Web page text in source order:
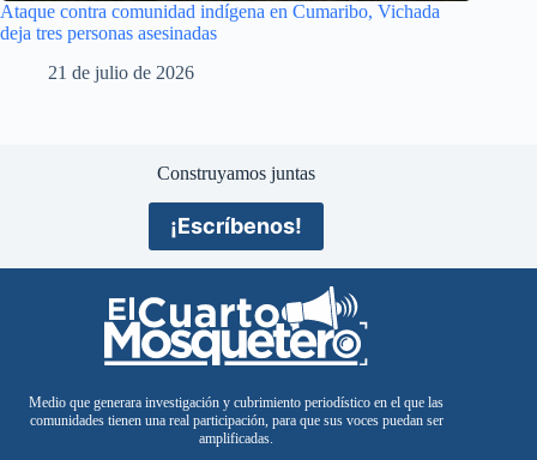
Ataque contra comunidad indígena en Cumaribo, Vichada
deja tres personas asesinadas
21 de julio de 2026
Construyamos juntas
¡Escríbenos!
Medio que generara investigación y cubrimiento periodístico en el que las
comunidades tienen una real participación, para que sus voces puedan ser
amplificadas.